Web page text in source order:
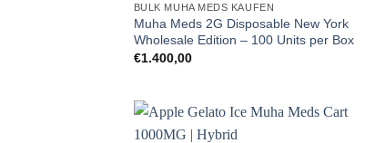
BULK MUHA MEDS KAUFEN
Muha Meds 2G Disposable New York
Wholesale Edition – 100 Units per Box
€1.400,00